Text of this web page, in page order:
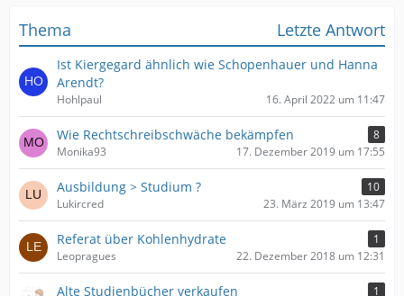
Thema Letzte Antwort
Ist Kiergegard ähnlich wie Schopenhauer und Hanna
Arendt?
Hohlpaul 16. April 2022 um 11:47
Wie Rechtschreibschwäche bekämpfen
8
Monika93
17. Dezember 2019 um 17:55
Ausbildung > Studium ?
10
Lukircred
23. März 2019 um 13:47
Referat über Kohlenhydrate
1
Leopragues
22. Dezember 2018 um 12:31
Alte Studienbücher verkaufen
1